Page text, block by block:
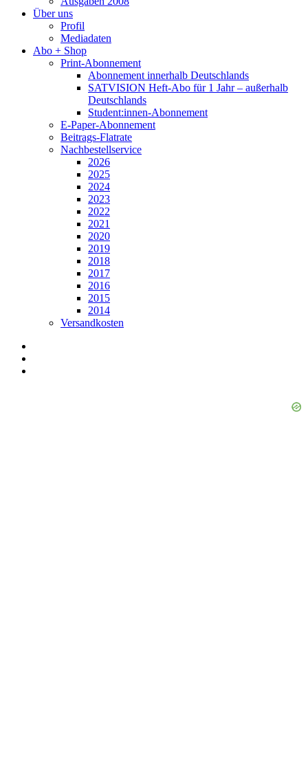
Über uns
Profil
Mediadaten
Abo + Shop
Print-Abonnement
Abonnement innerhalb Deutschlands
SATVISION Heft-Abo für 1 Jahr – außerhalb
Deutschlands
Student:innen-Abonnement
E-Paper-Abonnement
Beitrags-Flatrate
Nachbestellservice
2026
2025
2024
2023
2022
2021
2020
2019
2018
2017
2016
2015
2014
Versandkosten